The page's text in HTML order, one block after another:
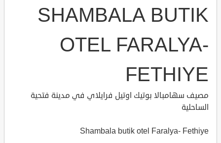
SHAMBALA BUTIK
OTEL FARALYA-
FETHIYE
مصيف سهامبالا بوتيك اوتيل فرايلاي في مدينة فتحية
الساحلية
Shambala butik otel Faralya- Fethiye